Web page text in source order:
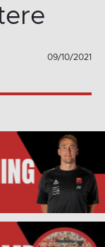
09/10/2021